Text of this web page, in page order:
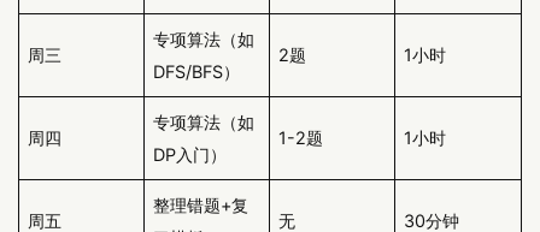
周三
专项算法（如
DFS/BFS）
2题 1小时
周四
专项算法（如
DP入门）
1-2题 1小时
周五
整理错题+复
无 30分钟